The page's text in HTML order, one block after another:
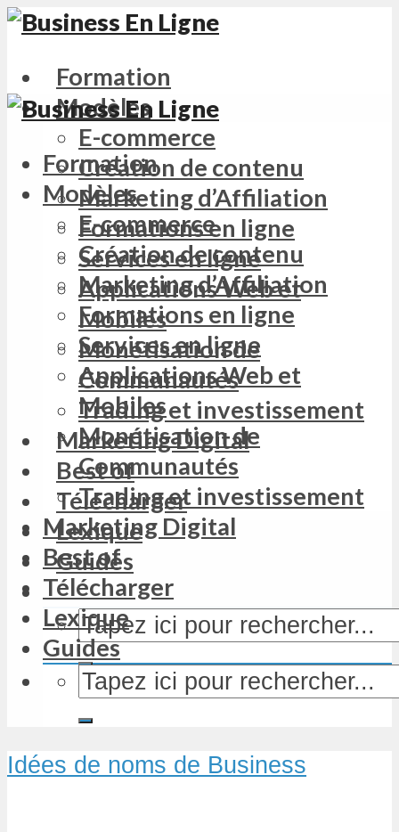
Formation
Modèles
E-commerce
Création de contenu
Marketing d’Affiliation
Formations en ligne
Services en ligne
Applications Web et
Mobiles
Monétisation de
Communautés
Trading et investissement
Marketing Digital
Best of
Télécharger
Lexique
Guides
Formation
Modèles
E-commerce
Création de contenu
Marketing d’Affiliation
Formations en ligne
Services en ligne
Applications Web et
Mobiles
Monétisation de
Communautés
Trading et investissement
Marketing Digital
Best of
Télécharger
Lexique
Guides
Idées de noms de Business